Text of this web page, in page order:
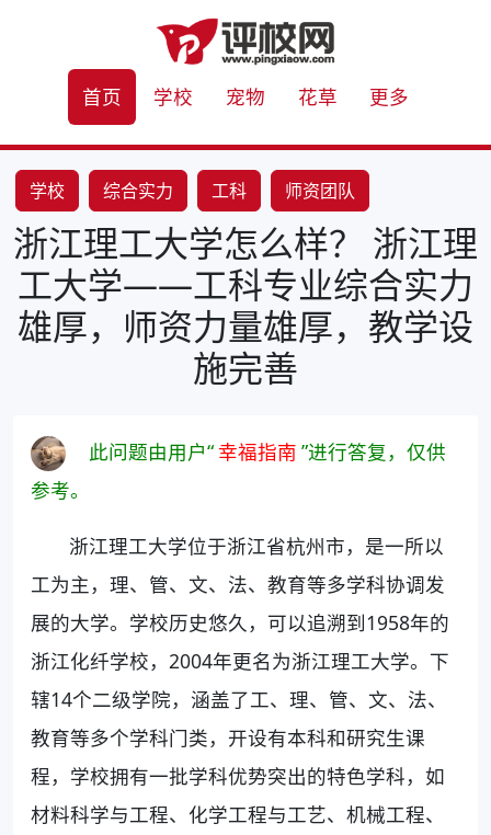
首页 学校 宠物 花草 更多
学校 综合实力 工科
师资团队
教学设施
浙江理工大学怎么样？ 浙江理
工大学——工科专业综合实力
雄厚，师资力量雄厚，教学设
施完善
此问题由用户“幸福指南 ”进行答复，仅供
参考。
浙江理工大学位于浙江省杭州市，是一所以
工为主，理、管、文、法、教育等多学科协调发
展的大学。学校历史悠久，可以追溯到1958年的
浙江化纤学校，2004年更名为浙江理工大学。下
辖14个二级学院，涵盖了工、理、管、文、法、
教育等多个学科门类，开设有本科和研究生课
程，学校拥有一批学科优势突出的特色学科，如
材料科学与工程、化学工程与工艺、机械工程、